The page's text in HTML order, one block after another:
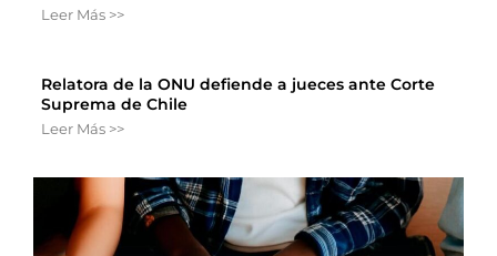
Leer Más >>
Relatora de la ONU defiende a jueces ante Corte
Suprema de Chile
Leer Más >>